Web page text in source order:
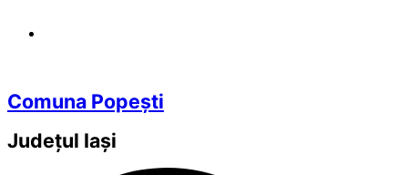
Comuna Popești
Județul Iași